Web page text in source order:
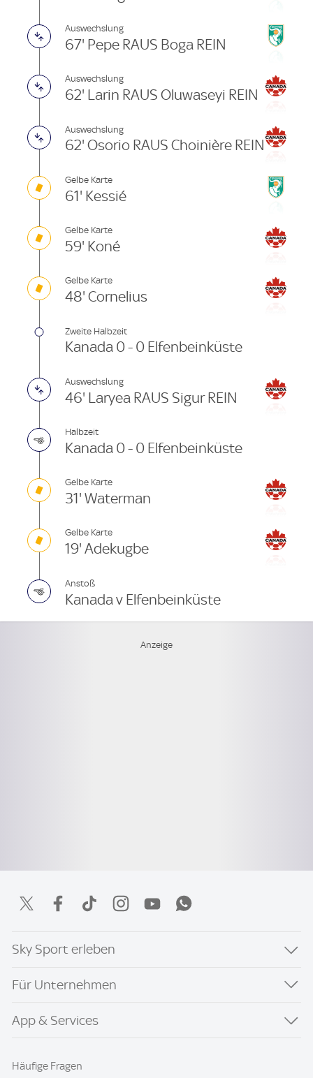
Auswechslung
67' Pepe RAUS Boga REIN
Auswechslung
62' Larin RAUS Oluwaseyi REIN
Auswechslung
62' Osorio RAUS Choinière REIN
Gelbe Karte
61' Kessié
Gelbe Karte
59' Koné
Gelbe Karte
48' Cornelius
Zweite Halbzeit
Kanada 0 - 0 Elfenbeinküste
Auswechslung
46' Laryea RAUS Sigur REIN
Halbzeit
Kanada 0 - 0 Elfenbeinküste
Gelbe Karte
31' Waterman
Gelbe Karte
19' Adekugbe
Anstoß
Kanada v Elfenbeinküste
Sky Sport erleben
Für Unternehmen
App & Services
Häufige Fragen